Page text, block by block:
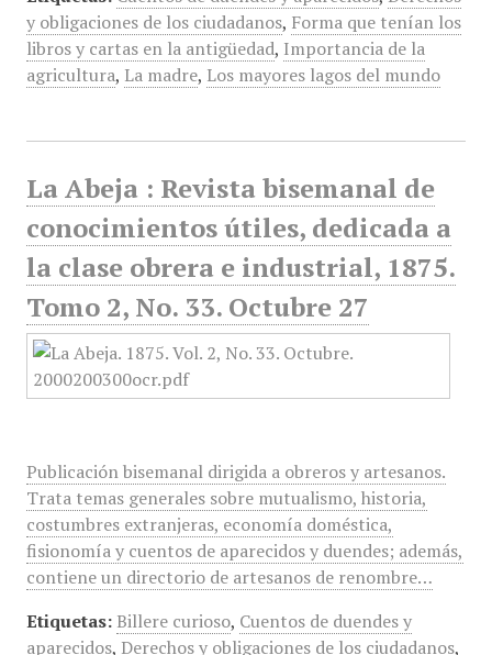
y obligaciones de los ciudadanos, Forma que tenían los
libros y cartas en la antigüedad, Importancia de la
agricultura, La madre, Los mayores lagos del mundo
La Abeja : Revista bisemanal de
conocimientos útiles, dedicada a
la clase obrera e industrial, 1875.
Tomo 2, No. 33. Octubre 27
Publicación bisemanal dirigida a obreros y artesanos.
Trata temas generales sobre mutualismo, historia,
costumbres extranjeras, economía doméstica,
fisionomía y cuentos de aparecidos y duendes; además,
contiene un directorio de artesanos de renombre…
Etiquetas: Billere curioso, Cuentos de duendes y
aparecidos, Derechos y obligaciones de los ciudadanos,